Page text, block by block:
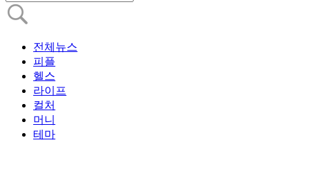
전체뉴스
피플
헬스
라이프
컬처
머니
테마